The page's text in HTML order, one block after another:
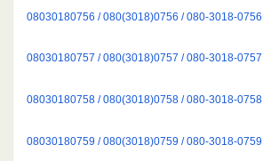
08030180756 / 080(3018)0756 / 080-3018-0756
08030180757 / 080(3018)0757 / 080-3018-0757
08030180758 / 080(3018)0758 / 080-3018-0758
08030180759 / 080(3018)0759 / 080-3018-0759